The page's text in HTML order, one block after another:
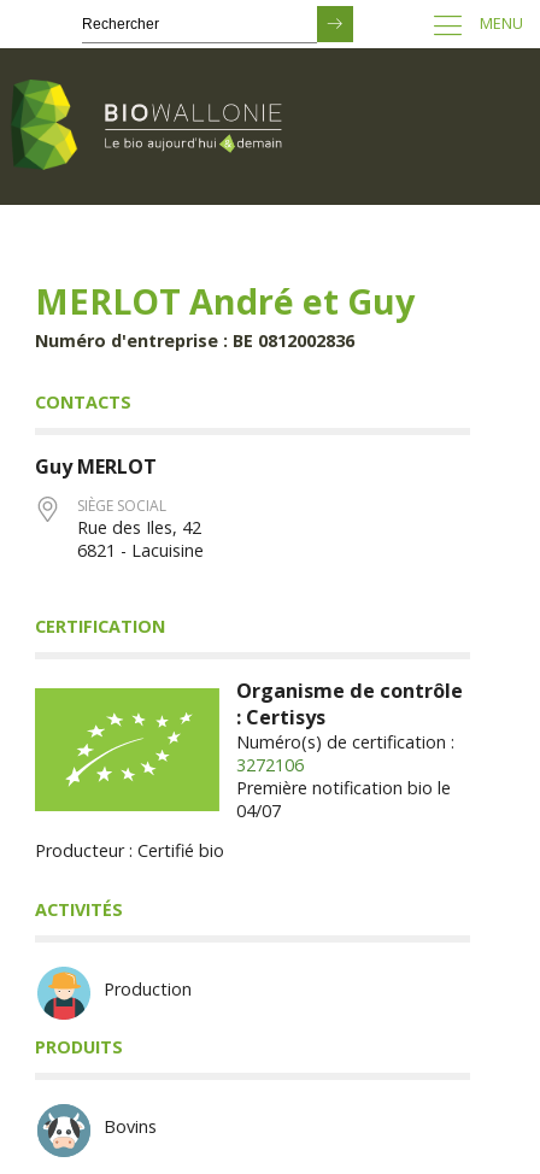
principal
MENU
MERLOT André et Guy
Numéro d'entreprise : BE 0812002836
CONTACTS
Guy MERLOT
SIÈGE SOCIAL
Rue des Iles, 42
6821 - Lacuisine
CERTIFICATION
Organisme de contrôle
: Certisys
Numéro(s) de certification :
3272106
Première notification bio le
04/07
Producteur : Certifié bio
ACTIVITÉS
Production
PRODUITS
Bovins